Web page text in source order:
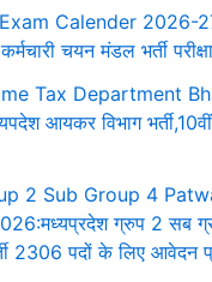
Calender 2026-
चयन मंडल भर्ती
Tax Department
आयकर विभाग
2 Sub Group 4
ग्रुप 2 सब
2306 पदों के लिए आवेदन